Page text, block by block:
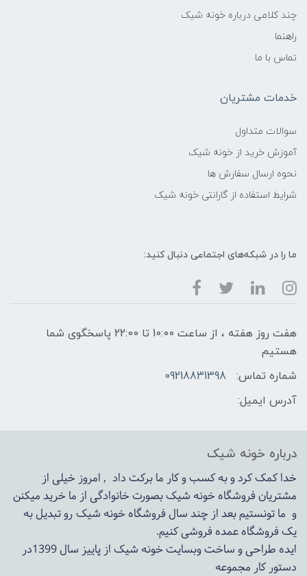
چند کلامی درباره خونه شیک
راهنما
تماس با ما
خدمات مشتریان
سوالات متداول
آموزش خرید از خونه شیک
نحوه ارسال سفارش ها
شرایط استفاده از گارانتی خونه شیک
ما را در شبکه‌های اجتماعی دنبال کنید:
هفت روز هفته ، از ساعت 10:00 تا 22:00 پاسخگوی شما
هستیم
شماره تماس:
09218831398
آدرس ایمیل:
درباره خونه شیک
خدا کمک کرد و به کسب و کار ما برکت داد , امروز خیلی از
مشتریان فروشگاه خونه شیک بصورت خانوادگی از ما خرید میکنن
و ما تونستیم بعد از چند سال فروشگاهخونه شیکرو تبدیل به
یک فروشگاه عمده فروشی کنیم.
ایده طراحی و ساخت وبسایت خونه شیک از پاییز سال 1399در
دستور کار مجموعه